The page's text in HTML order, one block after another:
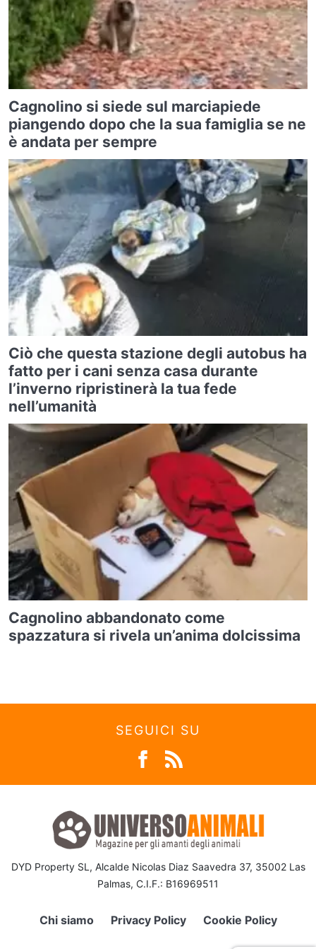
Cagnolino si siede sul marciapiede
piangendo dopo che la sua famiglia se ne
è andata per sempre
Ciò che questa stazione degli autobus ha
fatto per i cani senza casa durante
l’inverno ripristinerà la tua fede
nell’umanità
Cagnolino abbandonato come
spazzatura si rivela un’anima dolcissima
SEGUICI SU
DYD Property SL, Alcalde Nicolas Diaz Saavedra 37, 35002 Las
Palmas, C.I.F.: B16969511
Chi siamo Privacy Policy Cookie Policy